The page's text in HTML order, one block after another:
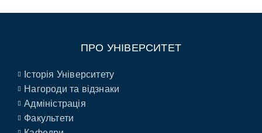
ПРО УНІВЕРСИТЕТ
Історія Університету
Нагороди та відзнаки
Адміністрація
Факультети